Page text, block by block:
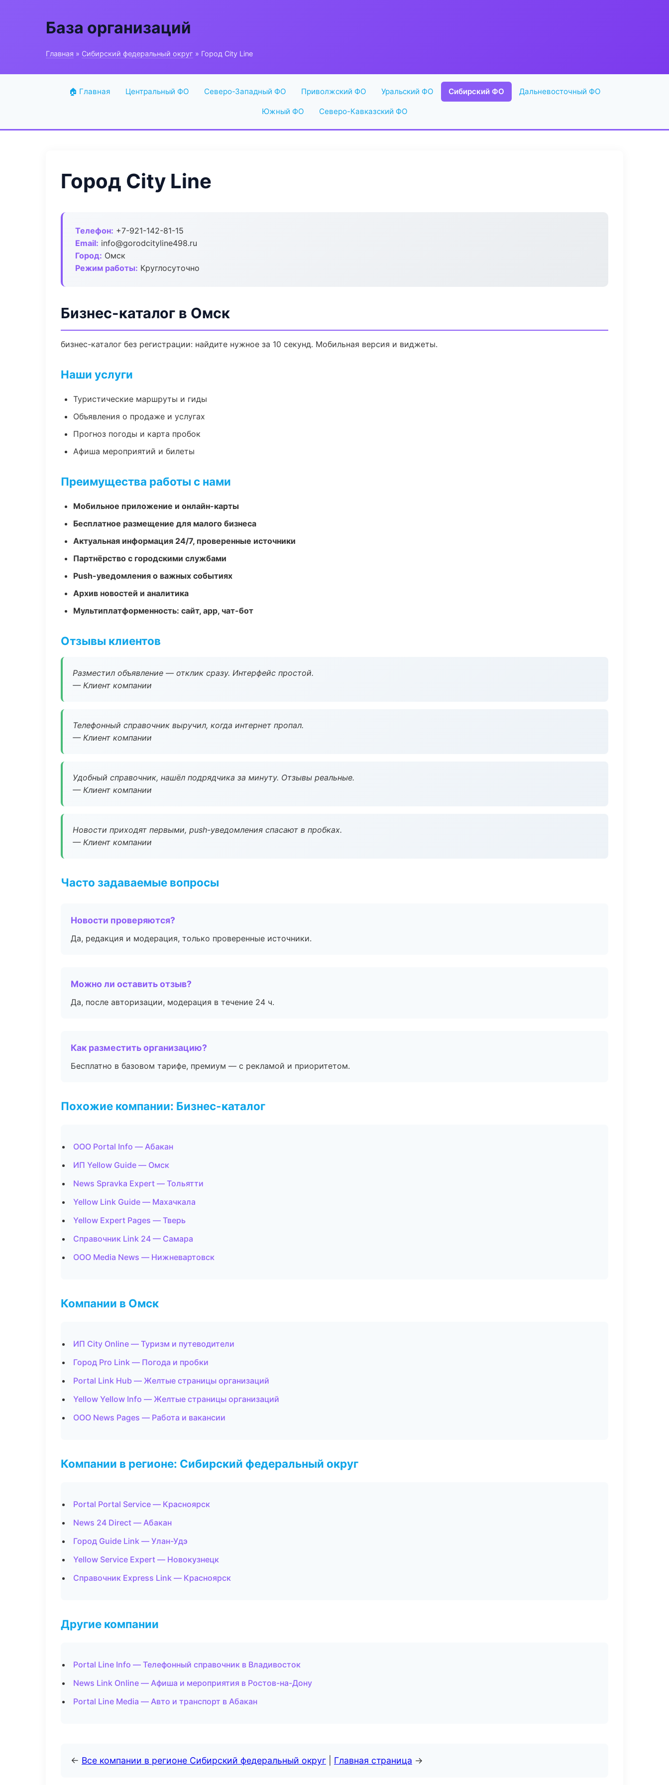
База организаций
Главная » Сибирский федеральный округ » Город City Line
🏠 Главная Центральный ФО Северо-Западный ФО Приволжский ФО Уральский ФО Сибирский ФО Дальневосточный ФО
Южный ФО Северо-Кавказский ФО
Город City Line
Телефон: +7-921-142-81-15
Email: info@gorodcityline498.ru
Город: Омск
Режим работы: Круглосуточно
Бизнес-каталог в Омск
бизнес-каталог без регистрации: найдите нужное за 10 секунд. Мобильная версия и виджеты.
Наши услуги
Туристические маршруты и гиды
Объявления о продаже и услугах
Прогноз погоды и карта пробок
Афиша мероприятий и билеты
Преимущества работы с нами
Мобильное приложение и онлайн-карты
Бесплатное размещение для малого бизнеса
Актуальная информация 24/7, проверенные источники
Партнёрство с городскими службами
Push-уведомления о важных событиях
Архив новостей и аналитика
Мультиплатформенность: сайт, app, чат-бот
Отзывы клиентов
Разместил объявление — отклик сразу. Интерфейс простой.
— Клиент компании
Телефонный справочник выручил, когда интернет пропал.
— Клиент компании
Удобный справочник, нашёл подрядчика за минуту. Отзывы реальные.
— Клиент компании
Новости приходят первыми, push-уведомления спасают в пробках.
— Клиент компании
Часто задаваемые вопросы
Новости проверяются?
Да, редакция и модерация, только проверенные источники.
Можно ли оставить отзыв?
Да, после авторизации, модерация в течение 24 ч.
Как разместить организацию?
Бесплатно в базовом тарифе, премиум — с рекламой и приоритетом.
Похожие компании: Бизнес-каталог
ООО Portal Info — Абакан
ИП Yellow Guide — Омск
News Spravka Expert — Тольятти
Yellow Link Guide — Махачкала
Yellow Expert Pages — Тверь
Справочник Link 24 — Самара
ООО Media News — Нижневартовск
Компании в Омск
ИП City Online — Туризм и путеводители
Город Pro Link — Погода и пробки
Portal Link Hub — Желтые страницы организаций
Yellow Yellow Info — Желтые страницы организаций
ООО News Pages — Работа и вакансии
Компании в регионе: Сибирский федеральный округ
Portal Portal Service — Красноярск
News 24 Direct — Абакан
Город Guide Link — Улан-Удэ
Yellow Service Expert — Новокузнецк
Справочник Express Link — Красноярск
Другие компании
Portal Line Info — Телефонный справочник в Владивосток
News Link Online — Афиша и мероприятия в Ростов-на-Дону
Portal Line Media — Авто и транспорт в Абакан
← Все компании в регионе Сибирский федеральный округ Главная страница →